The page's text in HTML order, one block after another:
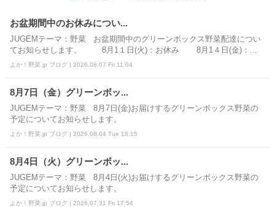
お盆期間中のお休みについ...
JUGEMテーマ：野菜 お盆期間中のグリーンボックス野菜配達につい
てお知らせします。 8月1１日(火)：お休み 8月1４日(金)：...
よか！野菜.jp ブログ | 2026.08.07 Fri 11:04
8月7日（金）グリーンボッ...
JUGEMテーマ：野菜 8月7日(金)お届けするグリーンボックス野菜の
予定についてお知らせします。
よか！野菜.jp ブログ | 2026.08.04 Tue 18:15
8月4日（火）グリーンボッ...
JUGEMテーマ：野菜 8月4日(火)お届けするグリーンボックス野菜の
予定についてお知らせします。
よか！野菜.jp ブログ | 2026.07.31 Fri 17:54